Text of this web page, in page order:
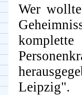
Wer
Leipzig".